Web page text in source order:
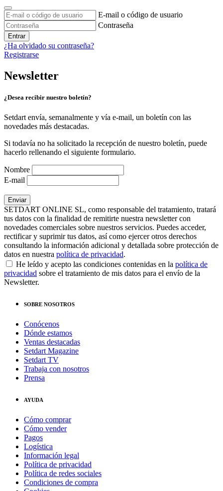
E-mail o código de usuario
Contraseña
Entrar
¿Ha olvidado su contraseña?
Registrarse
Newsletter
¿Desea recibir nuestro boletín?
Setdart envía, semanalmente y vía e-mail, un boletín con las
novedades más destacadas.
Si todavía no ha solicitado la recepción de nuestro boletín, puede
hacerlo rellenando el siguiente formulario.
Nombre
E-mail
SETDART ONLINE SL, como responsable del tratamiento, tratará
tus datos con la finalidad de remitirte nuestra newsletter con
novedades comerciales sobre nuestros servicios. Puedes acceder,
rectificar y suprimir tus datos, así como ejercer otros derechos
consultando la información adicional y detallada sobre protección de
datos en nuestra política de privacidad.
He leído y acepto las condiciones contenidas en la política de
privacidad sobre el tratamiento de mis datos para el envío de la
Newsletter.
SOBRE NOSOTROS
Conócenos
Dónde estamos
Ventas destacadas
Setdart Magazine
Setdart TV
Trabaja con nosotros
Prensa
AYUDA
Cómo comprar
Cómo vender
Pagos
Logística
Información legal
Política de privacidad
Política de redes sociales
Condiciones de compra